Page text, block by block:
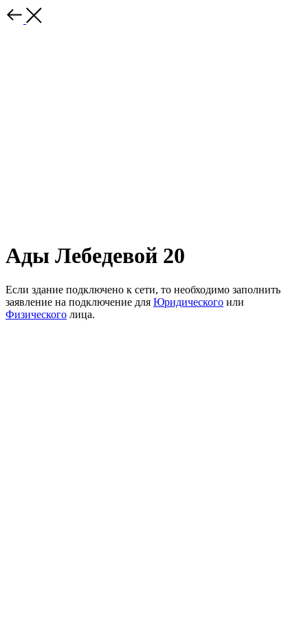
Ады Лебедевой 20
Если здание подключено к сети, то необходимо заполнить
заявление на подключение для Юридического или
Физического лица.